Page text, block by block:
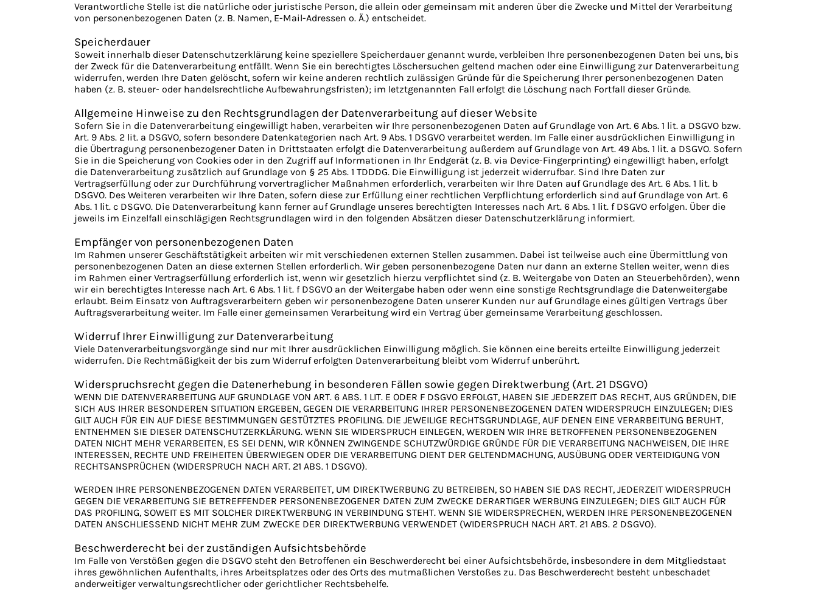
Verantwortliche Stelle ist die natürliche oder juristische Person, die allein oder gemeinsam mit anderen über die Zwecke und Mittel der Verarbeitung
von personenbezogenen Daten (z. B. Namen, E-Mail-Adressen o. Ä.) entscheidet.
Speicherdauer
Soweit innerhalb dieser Datenschutzerklärung keine speziellere Speicherdauer genannt wurde, verbleiben Ihre personenbezogenen Daten bei uns, bis
der Zweck für die Datenverarbeitung entfällt. Wenn Sie ein berechtigtes Löschersuchen geltend machen oder eine Einwilligung zur Datenverarbeitung
widerrufen, werden Ihre Daten gelöscht, sofern wir keine anderen rechtlich zulässigen Gründe für die Speicherung Ihrer personenbezogenen Daten
haben (z. B. steuer- oder handelsrechtliche Aufbewahrungsfristen); im letztgenannten Fall erfolgt die Löschung nach Fortfall dieser Gründe.
Allgemeine Hinweise zu den Rechtsgrundlagen der Datenverarbeitung auf dieser Website
Sofern Sie in die Datenverarbeitung eingewilligt haben, verarbeiten wir Ihre personenbezogenen Daten auf Grundlage von Art. 6 Abs. 1 lit. a DSGVO bzw.
Art. 9 Abs. 2 lit. a DSGVO, sofern besondere Datenkategorien nach Art. 9 Abs. 1 DSGVO verarbeitet werden. Im Falle einer ausdrücklichen Einwilligung in
die Übertragung personenbezogener Daten in Drittstaaten erfolgt die Datenverarbeitung außerdem auf Grundlage von Art. 49 Abs. 1 lit. a DSGVO. Sofern
Sie in die Speicherung von Cookies oder in den Zugriff auf Informationen in Ihr Endgerät (z. B. via Device-Fingerprinting) eingewilligt haben, erfolgt
die Datenverarbeitung zusätzlich auf Grundlage von § 25 Abs. 1 TDDDG. Die Einwilligung ist jederzeit widerrufbar. Sind Ihre Daten zur
Vertragserfüllung oder zur Durchführung vorvertraglicher Maßnahmen erforderlich, verarbeiten wir Ihre Daten auf Grundlage des Art. 6 Abs. 1 lit. b
DSGVO. Des Weiteren verarbeiten wir Ihre Daten, sofern diese zur Erfüllung einer rechtlichen Verpflichtung erforderlich sind auf Grundlage von Art. 6
Abs. 1 lit. c DSGVO. Die Datenverarbeitung kann ferner auf Grundlage unseres berechtigten Interesses nach Art. 6 Abs. 1 lit. f DSGVO erfolgen. Über die
jeweils im Einzelfall einschlägigen Rechtsgrundlagen wird in den folgenden Absätzen dieser Datenschutzerklärung informiert.
Empfänger von personenbezogenen Daten
Im Rahmen unserer Geschäftstätigkeit arbeiten wir mit verschiedenen externen Stellen zusammen. Dabei ist teilweise auch eine Übermittlung von
personenbezogenen Daten an diese externen Stellen erforderlich. Wir geben personenbezogene Daten nur dann an externe Stellen weiter, wenn dies
im Rahmen einer Vertragserfüllung erforderlich ist, wenn wir gesetzlich hierzu verpflichtet sind (z. B. Weitergabe von Daten an Steuerbehörden), wenn
wir ein berechtigtes Interesse nach Art. 6 Abs. 1 lit. f DSGVO an der Weitergabe haben oder wenn eine sonstige Rechtsgrundlage die Datenweitergabe
erlaubt. Beim Einsatz von Auftragsverarbeitern geben wir personenbezogene Daten unserer Kunden nur auf Grundlage eines gültigen Vertrags über
Auftragsverarbeitung weiter. Im Falle einer gemeinsamen Verarbeitung wird ein Vertrag über gemeinsame Verarbeitung geschlossen.
Widerruf Ihrer Einwilligung zur Datenverarbeitung
Viele Datenverarbeitungsvorgänge sind nur mit Ihrer ausdrücklichen Einwilligung möglich. Sie können eine bereits erteilte Einwilligung jederzeit
widerrufen. Die Rechtmäßigkeit der bis zum Widerruf erfolgten Datenverarbeitung bleibt vom Widerruf unberührt.
Widerspruchsrecht gegen die Datenerhebung in besonderen Fällen sowie gegen Direktwerbung (Art. 21 DSGVO)
WENN DIE DATENVERARBEITUNG AUF GRUNDLAGE VON ART. 6 ABS. 1 LIT. E ODER F DSGVO ERFOLGT, HABEN SIE JEDERZEIT DAS RECHT, AUS GRÜNDEN, DIE
SICH AUS IHRER BESONDEREN SITUATION ERGEBEN, GEGEN DIE VERARBEITUNG IHRER PERSONENBEZOGENEN DATEN WIDERSPRUCH EINZULEGEN; DIES
GILT AUCH FÜR EIN AUF DIESE BESTIMMUNGEN GESTÜTZTES PROFILING. DIE JEWEILIGE RECHTSGRUNDLAGE, AUF DENEN EINE VERARBEITUNG BERUHT,
ENTNEHMEN SIE DIESER DATENSCHUTZERKLÄRUNG. WENN SIE WIDERSPRUCH EINLEGEN, WERDEN WIR IHRE BETROFFENEN PERSONENBEZOGENEN
DATEN NICHT MEHR VERARBEITEN, ES SEI DENN, WIR KÖNNEN ZWINGENDE SCHUTZWÜRDIGE GRÜNDE FÜR DIE VERARBEITUNG NACHWEISEN, DIE IHRE
INTERESSEN, RECHTE UND FREIHEITEN ÜBERWIEGEN ODER DIE VERARBEITUNG DIENT DER GELTENDMACHUNG, AUSÜBUNG ODER VERTEIDIGUNG VON
RECHTSANSPRÜCHEN (WIDERSPRUCH NACH ART. 21 ABS. 1 DSGVO).
WERDEN IHRE PERSONENBEZOGENEN DATEN VERARBEITET, UM DIREKTWERBUNG ZU BETREIBEN, SO HABEN SIE DAS RECHT, JEDERZEIT WIDERSPRUCH
GEGEN DIE VERARBEITUNG SIE BETREFFENDER PERSONENBEZOGENER DATEN ZUM ZWECKE DERARTIGER WERBUNG EINZULEGEN; DIES GILT AUCH FÜR
DAS PROFILING, SOWEIT ES MIT SOLCHER DIREKTWERBUNG IN VERBINDUNG STEHT. WENN SIE WIDERSPRECHEN, WERDEN IHRE PERSONENBEZOGENEN
DATEN ANSCHLIESSEND NICHT MEHR ZUM ZWECKE DER DIREKTWERBUNG VERWENDET (WIDERSPRUCH NACH ART. 21 ABS. 2 DSGVO).
Beschwerde­recht bei der zuständigen Aufsichts­behörde
Im Falle von Verstößen gegen die DSGVO steht den Betroffenen ein Beschwerderecht bei einer Aufsichtsbehörde, insbesondere in dem Mitgliedstaat
ihres gewöhnlichen Aufenthalts, ihres Arbeitsplatzes oder des Orts des mutmaßlichen Verstoßes zu. Das Beschwerderecht besteht unbeschadet
anderweitiger verwaltungsrechtlicher oder gerichtlicher Rechtsbehelfe.